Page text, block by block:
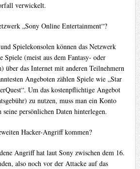
verwickelt.
„Sony Online Entertainment“?
Spielekonsolen können das Netzwerk
Spiele (meist aus dem Fantasy- oder
über das Internet mit anderen Teilnehmern
Angeboten zählen Spiele wie „Star
Um das kostenpflichtige Angebot
zu nutzen, muss man ein Konto
seine persönlichen Daten hinterlegen.
Hacker-Angriff kommen?
Angriff hat laut Sony zwischen dem 16.
also noch vor der Attacke auf das